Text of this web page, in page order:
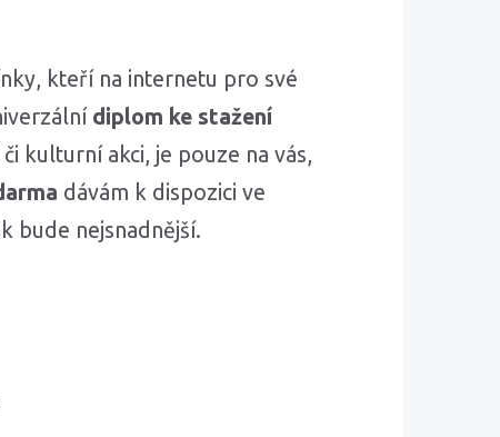
kteří na internetu pro své
diplom ke stažení
kulturní akci, je pouze na vás,
dávám k dispozici ve
bude nejsnadnější.